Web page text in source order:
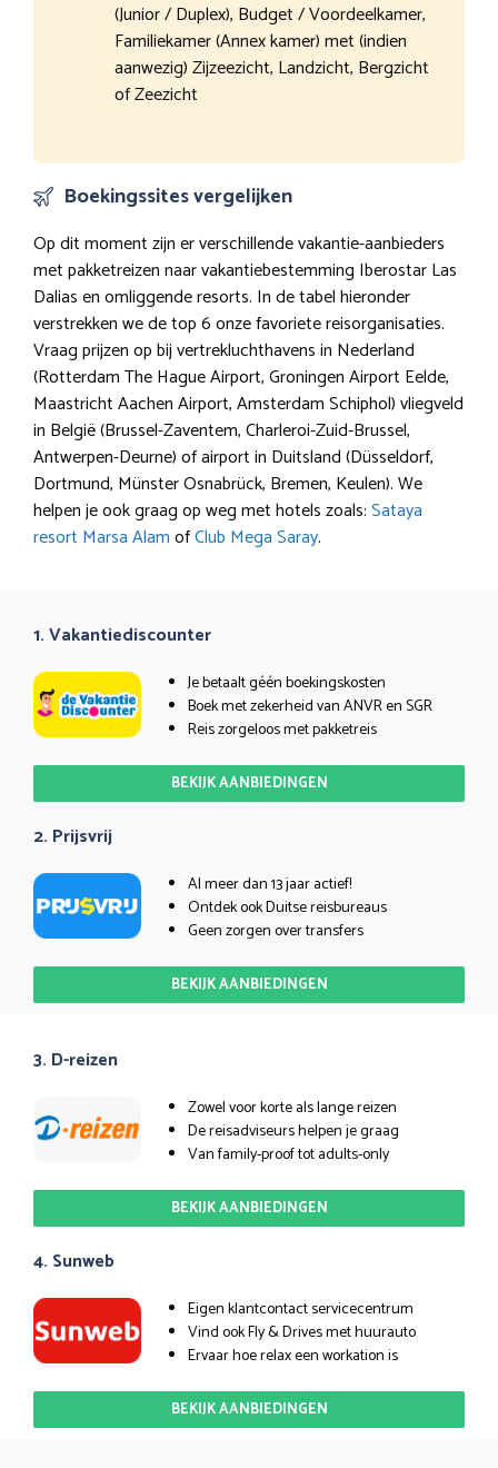
(Junior / Duplex), Budget / Voordeelkamer,
Familiekamer (Annex kamer) met (indien
aanwezig) Zijzeezicht, Landzicht, Bergzicht
of Zeezicht
Boekingssites vergelijken
Op dit moment zijn er verschillende vakantie-aanbieders
met pakketreizen naar vakantiebestemming Iberostar Las
Dalias en omliggende resorts. In de tabel hieronder
verstrekken we de top 6 onze favoriete reisorganisaties.
Vraag prijzen op bij vertrekluchthavens in Nederland
(Rotterdam The Hague Airport, Groningen Airport Eelde,
Maastricht Aachen Airport, Amsterdam Schiphol) vliegveld
in België (Brussel-Zaventem, Charleroi-Zuid-Brussel,
Antwerpen-Deurne) of airport in Duitsland (Düsseldorf,
Dortmund, Münster Osnabrück, Bremen, Keulen). We
helpen je ook graag op weg met hotels zoals:Sataya
resort Marsa AlamofClub Mega Saray.
1. Vakantiediscounter
Je betaalt géén boekingskosten
Boek met zekerheid van ANVR en SGR
Reis zorgeloos met pakketreis
BEKIJK AANBIEDINGEN
2. Prijsvrij
Al meer dan 13 jaar actief!
Ontdek ook Duitse reisbureaus
Geen zorgen over transfers
BEKIJK AANBIEDINGEN
3. D-reizen
Zowel voor korte als lange reizen
De reisadviseurs helpen je graag
Van family-proof tot adults-only
BEKIJK AANBIEDINGEN
4. Sunweb
Eigen klantcontact servicecentrum
Vind ook Fly & Drives met huurauto
Ervaar hoe relax een workation is
BEKIJK AANBIEDINGEN